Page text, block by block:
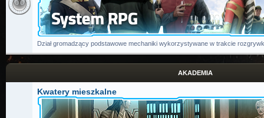
Dział gromadzący podstawowe mechaniki wykorzystywane w trakcie
AKADEMIA
Kwatery mieszkalne